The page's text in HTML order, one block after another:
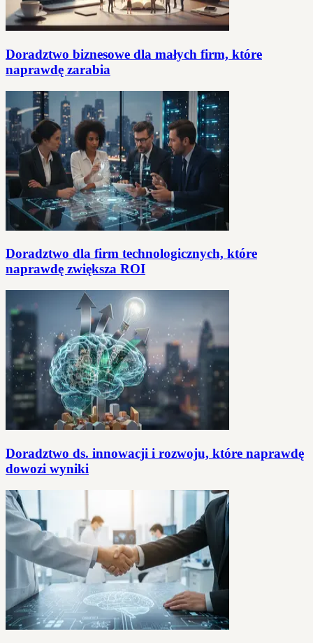
Doradztwo biznesowe dla małych firm, które
naprawdę zarabia
Doradztwo dla firm technologicznych, które
naprawdę zwiększa ROI
Doradztwo ds. innowacji i rozwoju, które naprawdę
dowozi wyniki